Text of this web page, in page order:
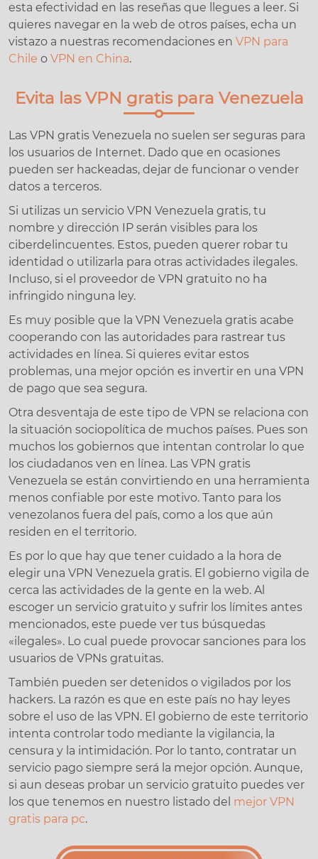
esta efectividad en las reseñas que llegues a leer. Si
quieres navegar en la web de otros países, echa un
vistazo a nuestras recomendaciones en VPN para
Chile o VPN en China.
Evita las VPN gratis para Venezuela
Las VPN gratis Venezuela no suelen ser seguras para
los usuarios de Internet. Dado que en ocasiones
pueden ser hackeadas, dejar de funcionar o vender
datos a terceros.
Si utilizas un servicio VPN Venezuela gratis, tu
nombre y dirección IP serán visibles para los
ciberdelincuentes. Estos, pueden querer robar tu
identidad o utilizarla para otras actividades ilegales.
Incluso, si el proveedor de VPN gratuito no ha
infringido ninguna ley.
Es muy posible que la VPN Venezuela gratis acabe
cooperando con las autoridades para rastrear tus
actividades en línea. Si quieres evitar estos
problemas, una mejor opción es invertir en una VPN
de pago que sea segura.
Otra desventaja de este tipo de VPN se relaciona con
la situación sociopolítica de muchos países. Pues son
muchos los gobiernos que intentan controlar lo que
los ciudadanos ven en línea. Las VPN gratis
Venezuela se están convirtiendo en una herramienta
menos confiable por este motivo. Tanto para los
venezolanos fuera del país, como a los que aún
residen en el territorio.
Es por lo que hay que tener cuidado a la hora de
elegir una VPN Venezuela gratis. El gobierno vigila de
cerca las actividades de la gente en la web. Al
escoger un servicio gratuito y sufrir los límites antes
mencionados, este puede ver tus búsquedas
«ilegales». Lo cual puede provocar sanciones para los
usuarios de VPNs gratuitas.
También pueden ser detenidos o vigilados por los
hackers. La razón es que en este país no hay leyes
sobre el uso de las VPN. El gobierno de este territorio
intenta controlar todo mediante la vigilancia, la
censura y la intimidación. Por lo tanto, contratar un
servicio pago siempre será la mejor opción. Aunque,
si aun deseas probar un servicio gratuito puedes ver
los que tenemos en nuestro listado del mejor VPN
gratis para pc.